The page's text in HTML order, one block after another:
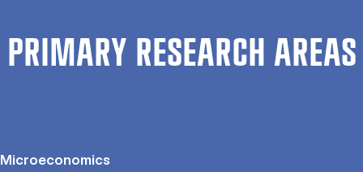
PRIMARY RESEARCH AREAS
Microeconomics